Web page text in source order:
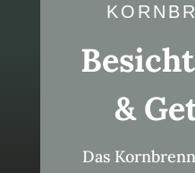
&
Das